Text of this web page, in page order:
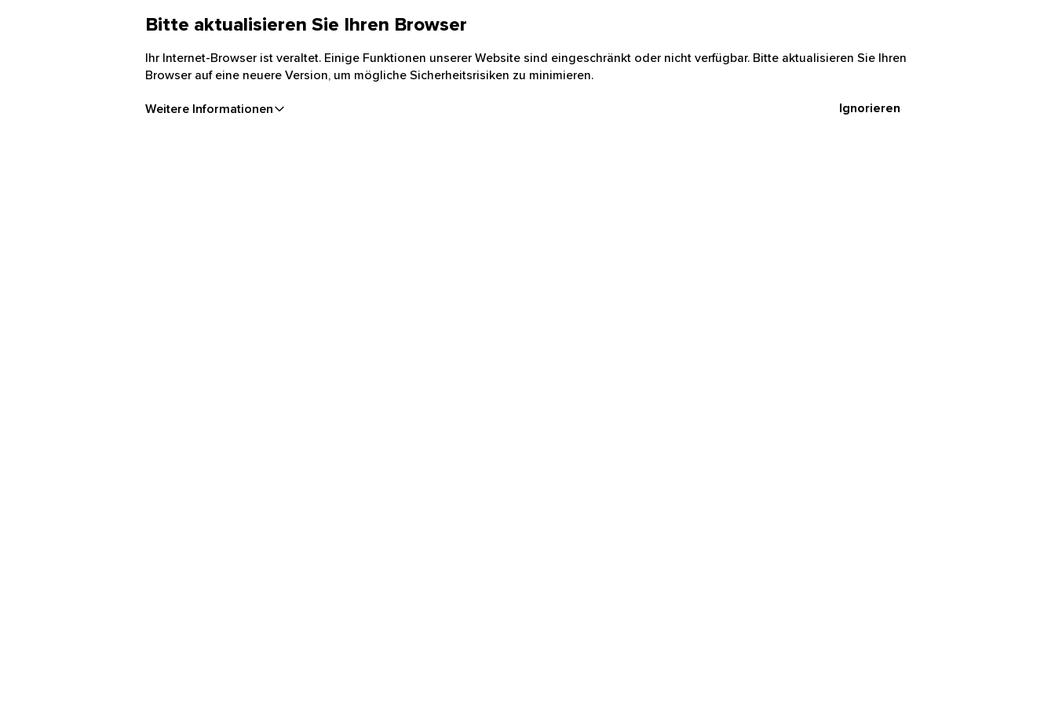
Bitte aktualisieren Sie Ihren Browser
Ihr Internet-Browser ist veraltet. Einige Funktionen unserer Website sind eingeschränkt oder nicht verfügbar. Bitte aktualisieren Sie Ihren
Browser auf eine neuere Version, um mögliche Sicherheitsrisiken zu minimieren.
Weitere Informationen Ignorieren